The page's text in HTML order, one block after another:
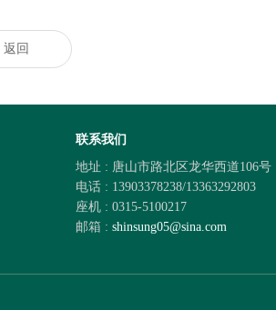
返回
联系我们
地址 : 唐山市路北区龙华西道106号
电话 : 13903378238/13363292803
座机 : 0315-5100217
邮箱 : shinsung05@sina.com